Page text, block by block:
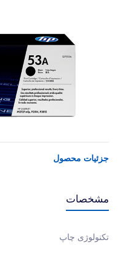
جزئیات محصول
مشخصات
تکنولوژی چاپ